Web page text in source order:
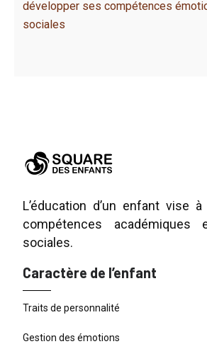
développer ses compétences
sociales
L’éducation d’un enfant vise
compétences
sociales.
Caractère de l’enfant
Traits de personnalité
Gestion des émotions